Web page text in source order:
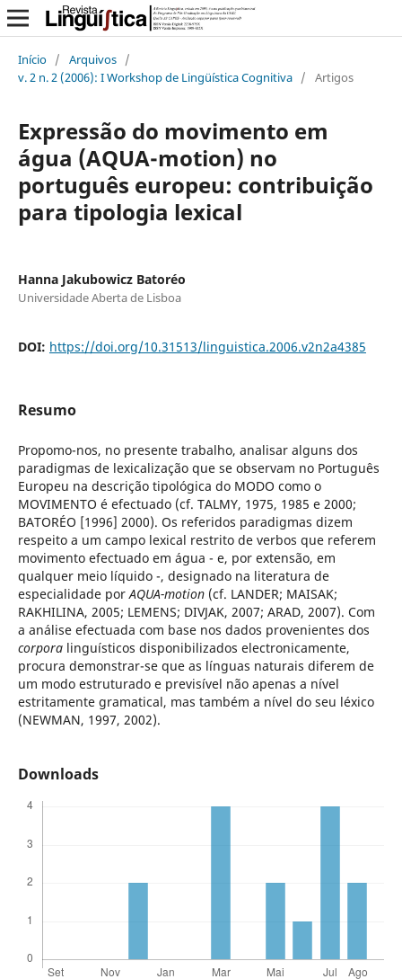
Início / Arquivos /
v. 2 n. 2 (2006): I Workshop de Lingüística Cognitiva / Artigos
Expressão do movimento em
água (AQUA-motion) no
português europeu: contribuição
para tipologia lexical
Hanna Jakubowicz Batoréo
Universidade Aberta de Lisboa
DOI: https://doi.org/10.31513/linguistica.2006.v2n2a4385
Resumo
Propomo-nos, no presente trabalho, analisar alguns dos
paradigmas de lexicalização que se observam no Português
Europeu na descrição tipológica do MODO como o
MOVIMENTO é efectuado (cf. TALMY, 1975, 1985 e 2000;
BATORÉO [1996] 2000). Os referidos paradigmas dizem
respeito a um campo lexical restrito de verbos que referem
movimento efectuado em água - e, por extensão, em
qualquer meio líquido -, designado na literatura de
especialidade porAQUA-motion(cf. LANDER; MAISAK;
RAKHILINA, 2005; LEMENS; DIVJAK, 2007; ARAD, 2007). Com
a análise efectuada com base nos dados provenientes dos
corporalinguísticos disponibilizados electronicamente,
procura demonstrar-se que as línguas naturais diferem de
um modo estruturado e previsível não apenas a nível
estritamente gramatical, mas também a nível do seu léxico
(NEWMAN, 1997, 2002).
Downloads